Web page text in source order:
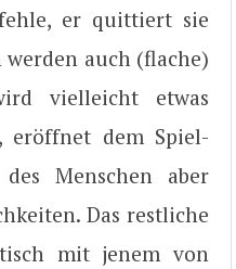
er quittiert sie
auch (flache)
vielleicht etwas
eröffnet dem Spiel-
Menschen aber
Das restliche
mit jenem von